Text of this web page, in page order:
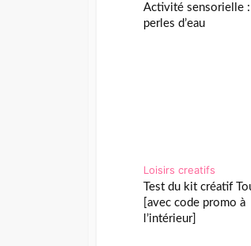
Activité sensorielle :
perles d’eau
Loisirs creatifs
Test du kit créatif
[avec code promo à
l’intérieur]